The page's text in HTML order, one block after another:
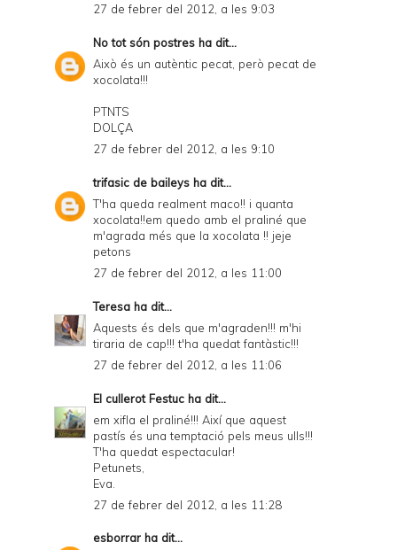
27 de febrer del 2012, a les 9:03
No tot són postres ha dit...
Això és un autèntic pecat, però pecat de
xocolata!!!
PTNTS
DOLÇA
27 de febrer del 2012, a les 9:10
trifasic de baileys ha dit...
T'ha queda realment maco!! i quanta
xocolata!!em quedo amb el praliné que
m'agrada més que la xocolata !! jeje
petons
27 de febrer del 2012, a les 11:00
Teresa ha dit...
Aquests és dels que m'agraden!!! m'hi
tiraria de cap!!! t'ha quedat fantàstic!!!
27 de febrer del 2012, a les 11:06
El cullerot Festuc ha dit...
em xifla el praliné!!! Així que aquest
pastís és una temptació pels meus ulls!!!
T'ha quedat espectacular!
Petunets,
Eva.
27 de febrer del 2012, a les 11:28
esborrar ha dit...